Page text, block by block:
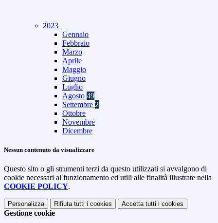
2023
Gennaio
Febbraio
Marzo
Aprile
Maggio
Giugno
Luglio
Agosto 49
Settembre 2
Ottobre
Novembre
Dicembre
Nessun contenuto da visualizzare
Questo sito o gli strumenti terzi da questo utilizzati si avvalgono di
cookie necessari al funzionamento ed utili alle finalità illustrate nella
COOKIE POLICY.
Personalizza Rifiuta tutti i cookies Accetta tutti i cookies
Gestione cookie